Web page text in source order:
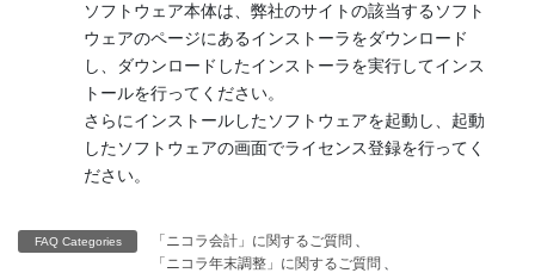
ソフトウェア本体は、弊社のサイトの該当するソフト
ウェアのページにあるインストーラをダウンロード
し、ダウンロードしたインストーラを実行してインス
トールを行ってください。
さらにインストールしたソフトウェアを起動し、起動
したソフトウェアの画面でライセンス登録を行ってく
ださい。
FAQ Categories 「ニコラ会計」に関するご質問 、
「ニコラ年末調整」に関するご質問 、